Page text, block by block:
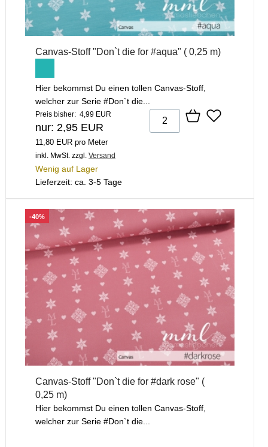
Canvas-Stoff "Don`t die for #aqua" ( 0,25 m)
Hier bekommst Du einen tollen Canvas-Stoff,
welcher zur Serie #Don`t die...
Preis bisher: 4,99 EUR
nur: 2,95 EUR
11,80 EUR pro Meter
inkl. MwSt. zzgl. Versand
Wenig auf Lager
Lieferzeit: ca. 3-5 Tage
-40%
Canvas-Stoff "Don`t die for #dark rose" (
0,25 m)
Hier bekommst Du einen tollen Canvas-Stoff,
welcher zur Serie #Don`t die...